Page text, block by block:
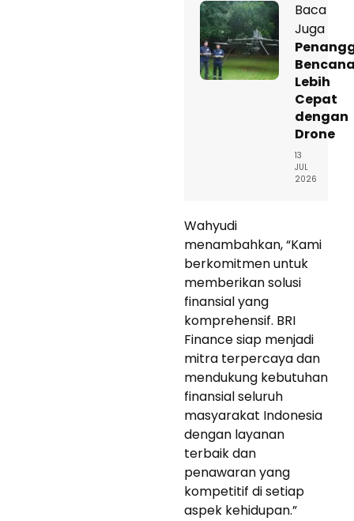
Baca
Juga
Lebih
Cepat
dengan
Drone
13
JUL
2026
Wahyudi
menambahkan, “Kami
berkomitmen untuk
memberikan solusi
finansial yang
komprehensif. BRI
Finance siap menjadi
mitra terpercaya dan
mendukung kebutuhan
finansial seluruh
masyarakat Indonesia
dengan layanan
terbaik dan
penawaran yang
kompetitif di setiap
aspek kehidupan.”